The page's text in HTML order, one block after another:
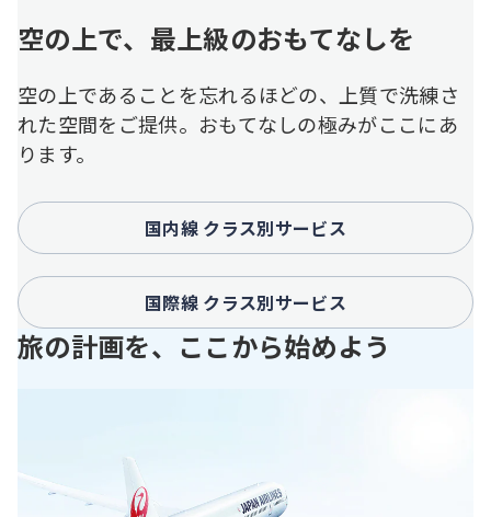
空の上で、最上級のおもてなしを
空の上であることを忘れるほどの、上質で洗練さ
れた空間をご提供。おもてなしの極みがここにあ
ります。
国内線 クラス別サービス
国際線 クラス別サービス
旅の計画を、ここから始めよう